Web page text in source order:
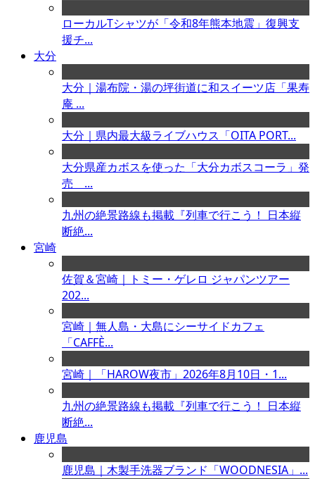
ローカルTシャツが「令和8年熊本地震」復興支
援チ...
大分
大分｜湯布院・湯の坪街道に和スイーツ店「果寿
庵 ...
大分｜県内最大級ライブハウス「OITA PORT...
大分県産カボスを使った「大分カボスコーラ」発
売 ...
九州の絶景路線も掲載『列車で行こう！ 日本縦
断絶...
宮崎
佐賀＆宮崎｜トミー・ゲレロ ジャパンツアー
202...
宮崎｜無人島・大島にシーサイドカフェ
「CAFFÈ...
宮崎｜「HAROW夜市」2026年8月10日・1...
九州の絶景路線も掲載『列車で行こう！ 日本縦
断絶...
鹿児島
鹿児島｜木製手洗器ブランド「WOODNESIA」...